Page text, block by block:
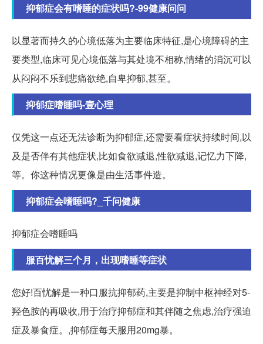
抑郁症会有嗜睡的症状吗?-99健康问问
以显著而持久的心境低落为主要临床特征,是心境障碍的主
要类型,临床可见心境低落与其处境不相称,情绪的消沉可以
从闷闷不乐到悲痛欲绝,自卑抑郁,甚至。
抑郁症嗜睡吗-壹心理
仅凭这一点还无法诊断为抑郁症,还需要看症状持续时间,以
及是否伴有其他症状,比如食欲减退,性欲减退,记忆力下降,
等。你这种情况更像是由生活事件造。
抑郁症会嗜睡吗?_千问健康
抑郁症会嗜睡吗
服百忧解三个月，出现嗜睡等症状
您好!百忧解是一种口服抗抑郁药,主要是抑制中枢神经对5-
羟色胺的再吸收,用于治疗抑郁症和其伴随之焦虑,治疗强迫
症及暴食症。,抑郁症每天服用20mg暴。